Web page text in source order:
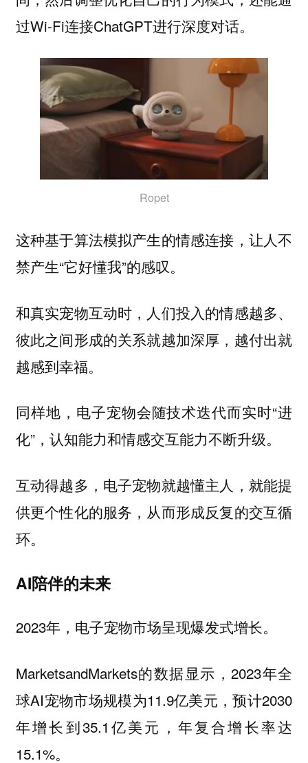
过Wi-Fi连接ChatGPT进行深度对话。
Ropet
这种基于算法模拟产生的情感连接，让人不
禁产生“它好懂我”的感叹。
和真实宠物互动时，人们投入的情感越多、
彼此之间形成的关系就越加深厚，越付出就
越感到幸福。
同样地，电子宠物会随技术迭代而实时“进
化”，认知能力和情感交互能力不断升级。
互动得越多，电子宠物就越懂主人，就能提
供更个性化的服务，从而形成反复的交互循
环。
AI陪伴的未来
2023年，电子宠物市场呈现爆发式增长。
MarketsandMarkets的数据显示，2023年全
球AI宠物市场规模为11.9亿美元，预计2030
年增长到35.1亿美元，年复合增长率达
15.1%。